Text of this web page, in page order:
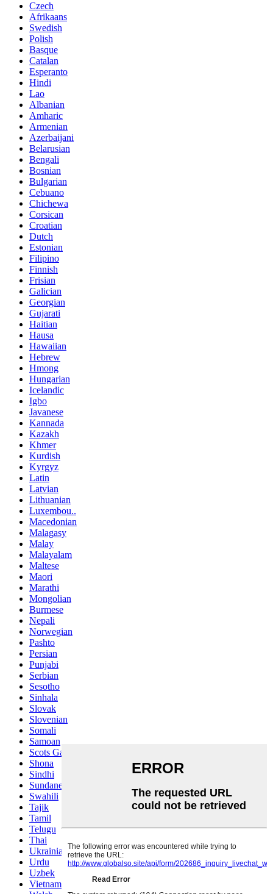
Czech
Afrikaans
Swedish
Polish
Basque
Catalan
Esperanto
Hindi
Lao
Albanian
Amharic
Armenian
Azerbaijani
Belarusian
Bengali
Bosnian
Bulgarian
Cebuano
Chichewa
Corsican
Croatian
Dutch
Estonian
Filipino
Finnish
Frisian
Galician
Georgian
Gujarati
Haitian
Hausa
Hawaiian
Hebrew
Hmong
Hungarian
Icelandic
Igbo
Javanese
Kannada
Kazakh
Khmer
Kurdish
Kyrgyz
Latin
Latvian
Lithuanian
Luxembou..
Macedonian
Malagasy
Malay
Malayalam
Maltese
Maori
Marathi
Mongolian
Burmese
Nepali
Norwegian
Pashto
Persian
Punjabi
Serbian
Sesotho
Sinhala
Slovak
Slovenian
Somali
Samoan
Scots Gaelic
Shona
Sindhi
Sundanese
Swahili
Tajik
Tamil
Telugu
Thai
Ukrainian
Urdu
Uzbek
Vietnamese